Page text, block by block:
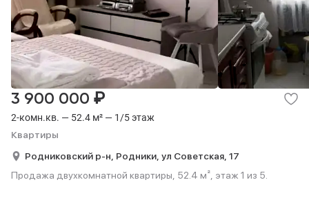
2-комн.кв. — 52.4 м² — 1/5 этаж
Квартиры
3 900 000 ₽
Родниковский р-н, Родники, ул Советская, 17
Продажа двухкомнатной квартиры, 52.4 м², этаж 1 из 5.